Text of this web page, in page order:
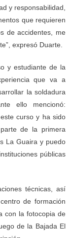
y responsabilidad,
que requieren
de accidentes, me
expresó Duarte.
y estudiante de la
que va a
la soldadura
ello mencionó:
curso y ha sido
de la primera
La Guaira y puedo
públicas
técnicas, así
de formación
con la fotocopia de
de la Bajada El